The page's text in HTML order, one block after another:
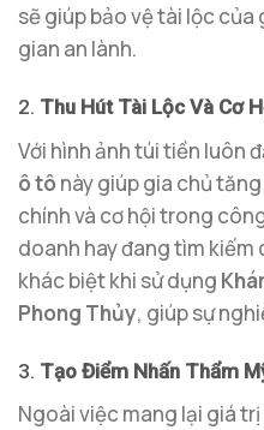
sẽ giúp bảo vệ tài lộc
gian an lành.
2. Thu Hút Tài Lộc Và Cơ
Với hình ảnh túi tiền luôn
ô tô này giúp gia chủ
chính và cơ hội trong
doanh hay đang tìm kiếm
khác biệt khi sử dụng
Phong Thủy, giúp sự
3. Tạo Điểm Nhấn Thẩm
Ngoài việc mang lại giá